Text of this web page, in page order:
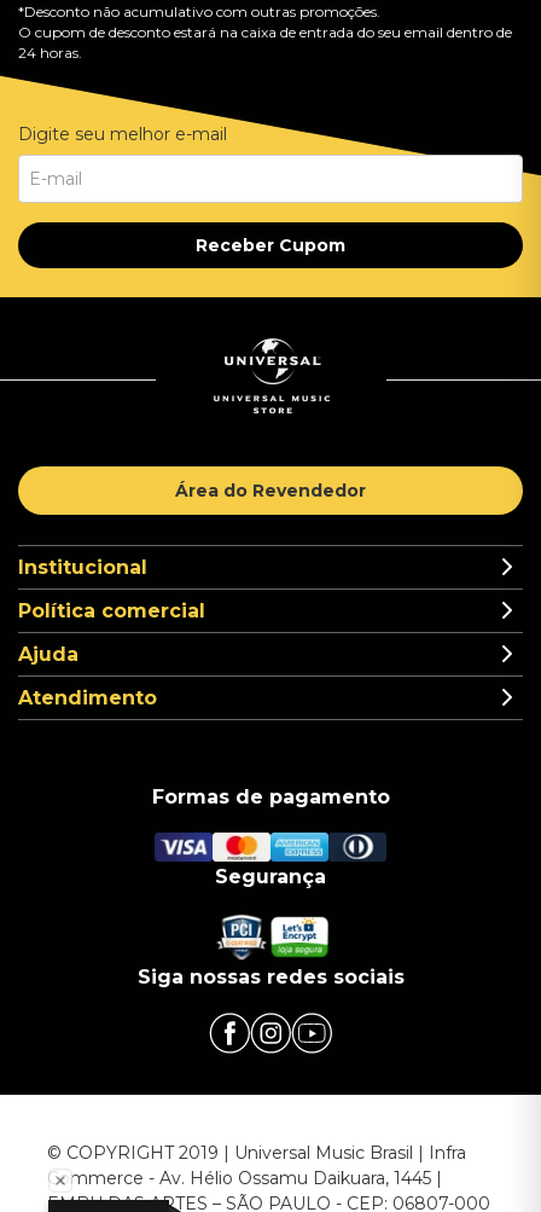
*Desconto não acumulativo com outras promoções.
O cupom de desconto estará na caixa de entrada do seu email dentro de
24 horas.
Digite seu melhor e-mail
Receber Cupom
Área do Revendedor
Institucional
Política comercial
Ajuda
Atendimento
Formas de pagamento
Segurança
Siga nossas redes sociais
© COPYRIGHT 2019 | Universal Music Brasil | Infra
Commerce - Av. Hélio Ossamu Daikuara, 1445 |
EMBU DAS ARTES – SÃO PAULO - CEP: 06807-000